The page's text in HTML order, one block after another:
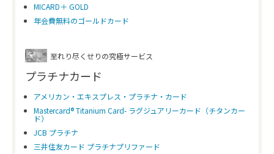
MICARD＋ GOLD
年会費無料のゴールドカード
至れり尽くせりの究極サービス
プラチナカード
アメリカン・エキスプレス・プラチナ・カード
Mastercard® Titanium Card- ラグジュアリーカード（チタンカー
ド）
JCB プラチナ
三井住友カード プラチナプリファード